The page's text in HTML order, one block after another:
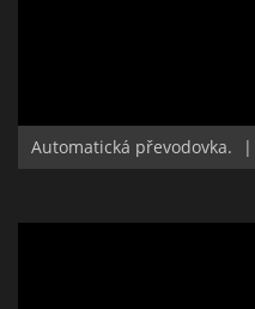
Automatická převodovka. |